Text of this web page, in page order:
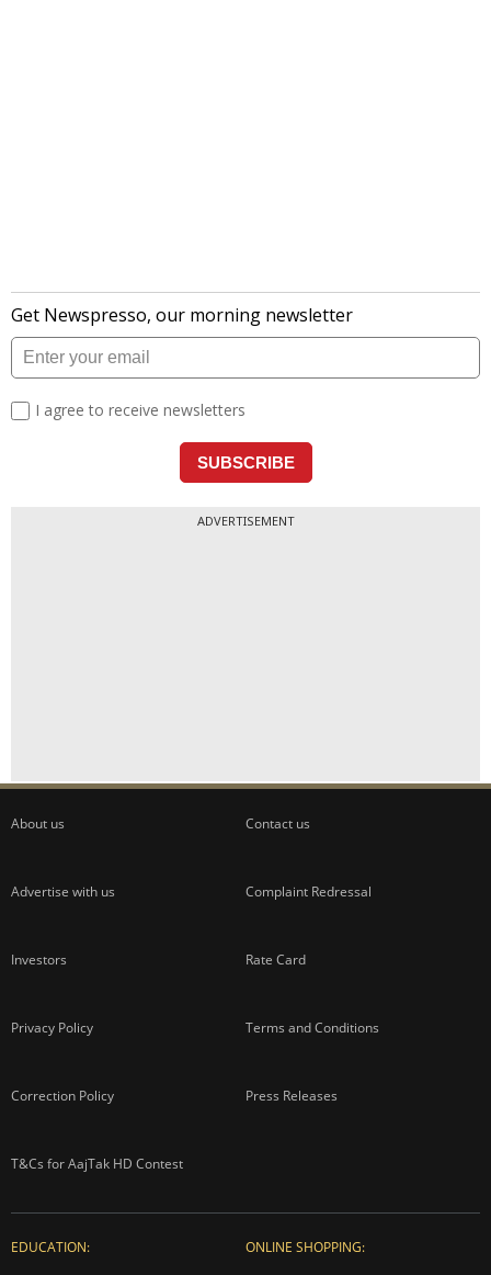
ADVERTISEMENT
About us Contact us
Advertise with us Complaint Redressal
Investors Rate Card
Privacy Policy Terms and Conditions
Correction Policy Press Releases
T&Cs for AajTak HD Contest
EDUCATION: ONLINE SHOPPING: